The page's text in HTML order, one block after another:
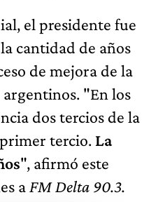
el presidente fue
cantidad de años
de mejora de la
"En los
dos tercios de la
tercio. La
", afirmó este
a FM Delta 90.3.